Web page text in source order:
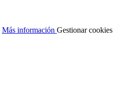
Más información Gestionar cookies